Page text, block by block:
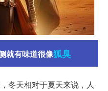
就有味道很像狐臭
冬天相对于夏天来说，人